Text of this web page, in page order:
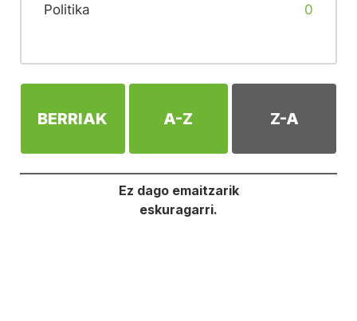
Politika 0
BERRIAK A-Z Z-A
Ez dago emaitzarik
eskuragarri.